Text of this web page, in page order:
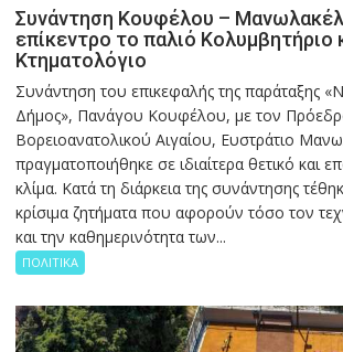
Συνάντηση Κουφέλου –
επίκεντρο το παλιό Κολυμβητήριο
Κτηματολόγιο
Συνάντηση του επικεφαλής της παράταξης
Δήμος», Πανάγου Κουφέλου, με τον
Βορειοανατολικού Αιγαίου, Ευστράτιο
πραγματοποιήθηκε σε ιδιαίτερα θετικό και
κλίμα. Κατά τη διάρκεια της συνάντησης
κρίσιμα ζητήματα που αφορούν τόσο τον
και την καθημερινότητα των...
ΠΟΛΙΤΙΚΑ